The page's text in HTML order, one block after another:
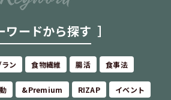
ワードから探す
ン 食物繊維 腸活 食事法
&Premium RIZAP イベント